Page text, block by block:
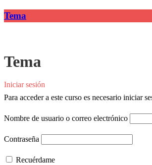
Tema
Tema
Iniciar sesión
Para acceder a este curso es necesario iniciar
Nombre de usuario o correo electrónico
Contraseña
Recuérdame